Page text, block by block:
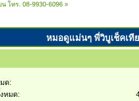
โทร. 08-9930-6096 »
หมอดูแม่นๆ พี่วิบูเช็คเที
ด:
หมด: